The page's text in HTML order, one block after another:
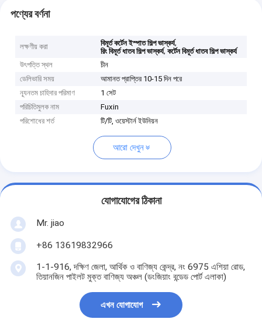
পণ্যের বর্ণনা
লক্ষণীয় করা বিমূর্ত কর্টেন ইস্পাত শিল্প ভাস্কর্য,
রিং বিমূর্ত ধাতব শিল্প ভাস্কর্য,কর্টেন বিমূর্ত ধাতব শিল্প ভাস্কর্য
উৎপত্তি স্থল
চীন
ডেলিভারি সময়
আমানত প্রাপ্তির 10-15 দিন পরে
ন্যূনতম চাহিদার পরিমাণ
1 সেট
পরিচিতিমুলক নাম
Fuxin
পরিশোধের শর্ত
টি/টি, ওয়েস্টার্ন ইউনিয়ন
আরো দেখুন
যোগাযোগের ঠিকানা
Mr. jiao
+86 13619832966
1-1-916, দক্ষিণ জেলা, আর্থিক ও বাণিজ্য কেন্দ্র, নং 6975 এশিয়া রোড,
তিয়ানজিন পাইলট মুক্ত বাণিজ্য অঞ্চল (ডংজিয়াং বন্ডেড পোর্ট এলাকা)
এখন যোগাযোগ